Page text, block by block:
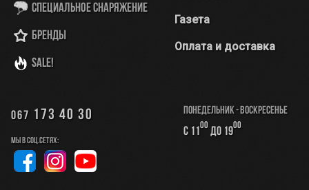
Специальное снаряжение
Бренды
SALE!
Газета
Оплата и доставка
067 173 40 30
Мы в соц.сетях:
Понедельник - Воскресенье
с 1100 до 1900